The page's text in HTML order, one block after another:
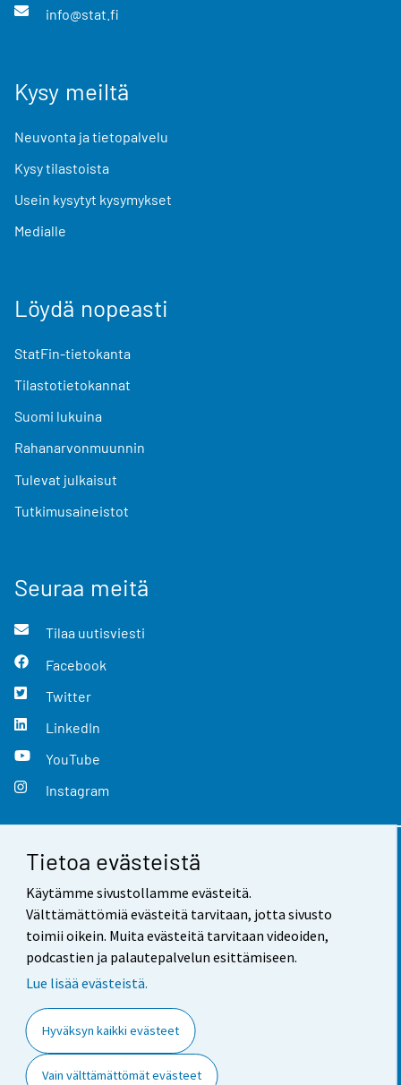
Tietoa evästeistä
Käytämme sivustollamme evästeitä.
Välttämättömiä evästeitä tarvitaan, jotta sivusto
toimii oikein. Muita evästeitä tarvitaan videoiden,
podcastien ja palautepalvelun esittämiseen.
Lue lisää evästeistä.
Hyväksyn kaikki evästeet
Vain välttämättömät evästeet
info@stat.fi
Kysy meiltä
Neuvonta ja tietopalvelu
Kysy tilastoista
Usein kysytyt kysymykset
Medialle
Löydä nopeasti
StatFin-tietokanta
Tilastotietokannat
Suomi lukuina
Rahanarvonmuunnin
Tulevat julkaisut
Tutkimusaineistot
Seuraa meitä
Tilaa uutisviesti
Facebook
Twitter
LinkedIn
YouTube
Instagram
Yhteystiedot
Palaute
Käyttöehdot
Saavutettavuus
Tietoa sivustosta
Evästeasetukset